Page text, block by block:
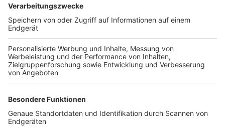
TOP-VEREINE
TOP-PARTNER